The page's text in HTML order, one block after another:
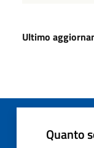
Ultimo
Quanto